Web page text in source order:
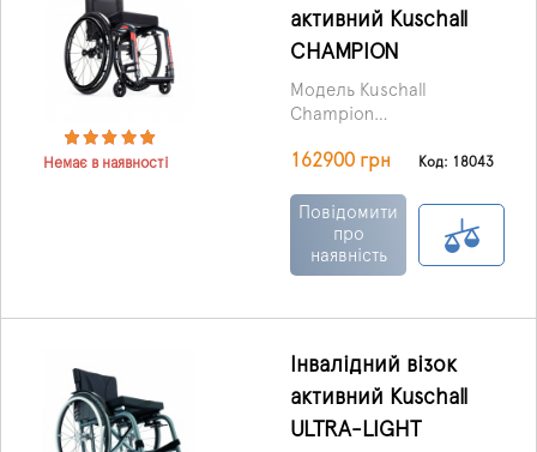
Немає в наявності
активний Kuschall
CHAMPION
Модель Kuschall
Champion
які мають певні
опорно-рухового
апарату, але бажаючим
вести активний спосіб
162900 грн Код: 18043
Повідомити
про
наявність
Інвалідний візок
активний Kuschall
ULTRA-LIGHT